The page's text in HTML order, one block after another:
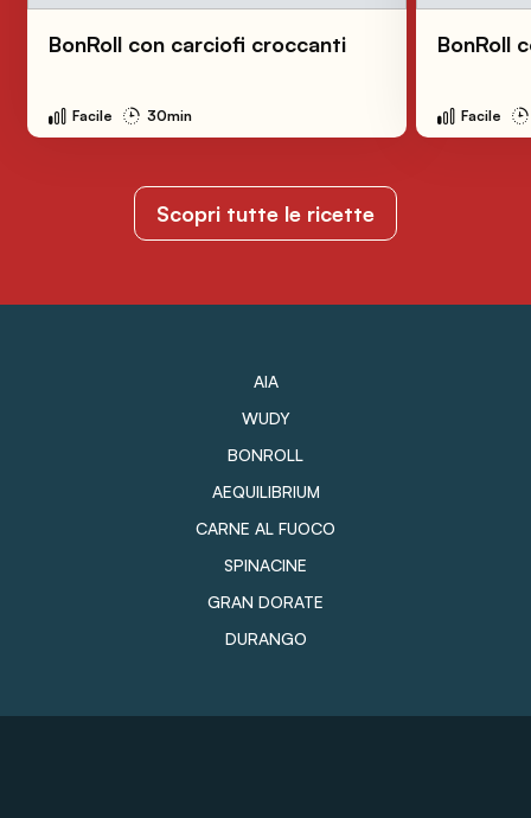
BonRoll con carciofi croccanti
Facile 30min
BonRoll
Facile
Scopri tutte le ricette
AIA
WUDY
BONROLL
AEQUILIBRIUM
CARNE AL FUOCO
SPINACINE
GRAN DORATE
DURANGO